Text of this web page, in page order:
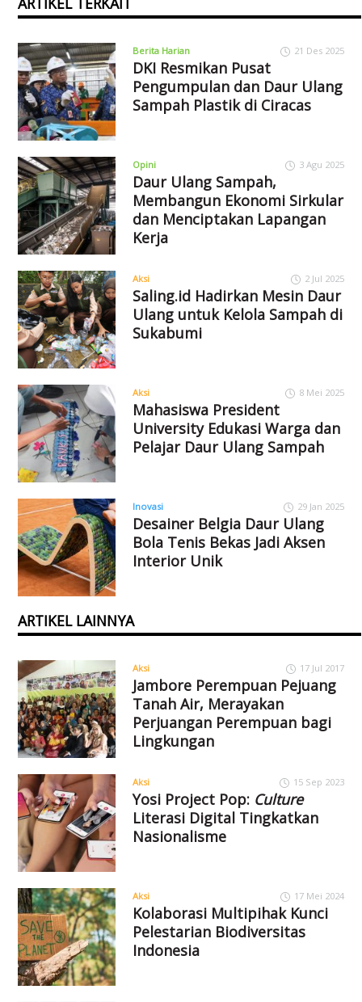
Berita Harian 21 Des 2025
DKI Resmikan Pusat
Pengumpulan dan Daur Ulang
Sampah Plastik di Ciracas
Opini 3 Agu 2025
Daur Ulang Sampah,
Membangun Ekonomi Sirkular
dan Menciptakan Lapangan
Kerja
Aksi 2 Jul 2025
Saling.id Hadirkan Mesin Daur
Ulang untuk Kelola Sampah di
Sukabumi
Aksi 8 Mei 2025
Mahasiswa President
University Edukasi Warga dan
Pelajar Daur Ulang Sampah
Inovasi 29 Jan 2025
Desainer Belgia Daur Ulang
Bola Tenis Bekas Jadi Aksen
Interior Unik
ARTIKEL LAINNYA
Aksi 17 Jul 2017
Jambore Perempuan Pejuang
Tanah Air, Merayakan
Perjuangan Perempuan bagi
Lingkungan
Aksi 15 Sep 2023
Yosi Project Pop: Culture
Literasi Digital Tingkatkan
Nasionalisme
Aksi 17 Mei 2024
Kolaborasi Multipihak Kunci
Pelestarian Biodiversitas
Indonesia